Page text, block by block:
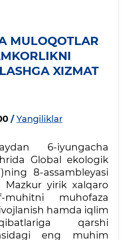
MULOQOTLAR
XIZMAT
/ Yangiliklar
6-iyungacha
Global ekologik
8-assambleyasi
Mazkur yirik xalqaro
muhofaza
hamda iqlim
qarshi
eng muhim